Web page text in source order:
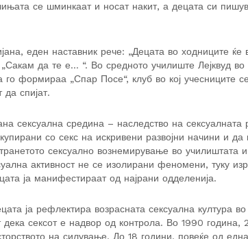
се шминкаат и носат накит, а децата си
еден наставник рече: „Децата во ходниците
да те е… “. Во средното училиште Лејквуд во
формираа „Спар Посе“, клуб во кој учесниците
да спијат.
сексуална средина – наследство на сексуалната
со секс на искривени развојни начини и да
сексуално вознемирување во училиштата
активност не се изолирани феномени, туку
ја манифестираат од најрани одделенија.
ја рефлектира возрасната сексуална култура во
дека сексот е надвор од контрола. Во 1990 година,
на силување. До 18 години, повеќе од